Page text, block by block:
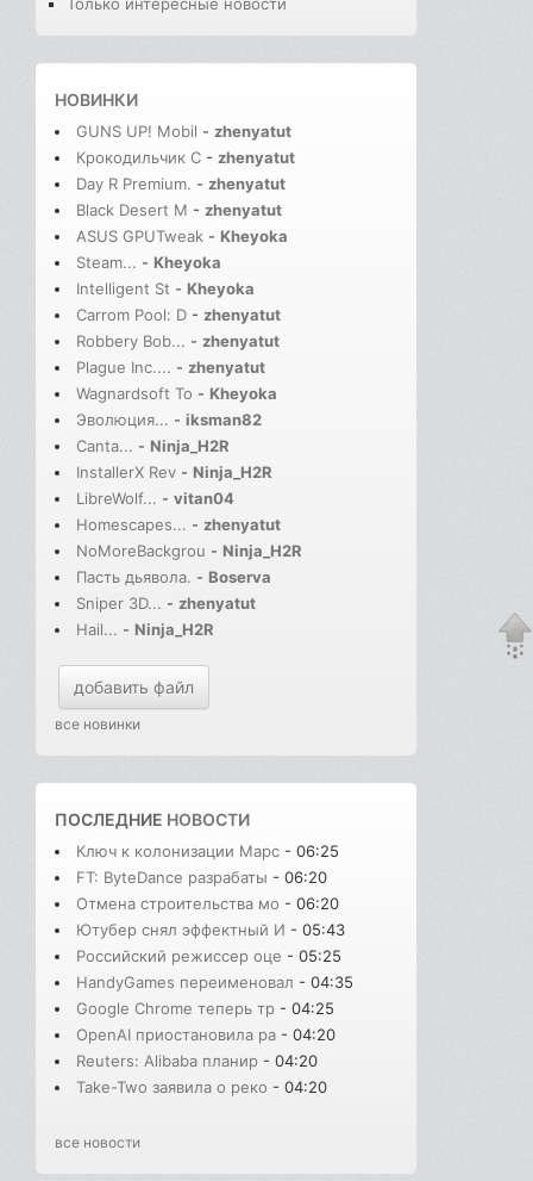
Только интересные новости
НОВИНКИ
GUNS UP! Mobil - zhenyatut
Крокодильчик С - zhenyatut
Day R Premium. - zhenyatut
Black Desert M - zhenyatut
ASUS GPUTweak - Kheyoka
Steam... - Kheyoka
Intelligent St - Kheyoka
Carrom Pool: D - zhenyatut
Robbery Bob... - zhenyatut
Plague Inc.... - zhenyatut
Wagnardsoft To - Kheyoka
Эволюция... - iksman82
Canta... - Ninja_H2R
InstallerX Rev - Ninja_H2R
LibreWolf... - vitan04
Homescapes... - zhenyatut
NoMoreBackgrou - Ninja_H2R
Пасть дьявола. - Boserva
Sniper 3D... - zhenyatut
Hail... - Ninja_H2R
добавить файл
все новинки
ПОСЛЕДНИЕ НОВОСТИ
Ключ к колонизации Марс - 06:25
FT: ByteDance разрабаты - 06:20
Отмена строительства мо - 06:20
Ютубер снял эффектный И - 05:43
Российский режиссер оце - 05:25
HandyGames переименовал - 04:35
Google Chrome теперь тр - 04:25
OpenAI приостановила ра - 04:20
Reuters: Alibaba планир - 04:20
Take-Two заявила о реко - 04:20
все новости